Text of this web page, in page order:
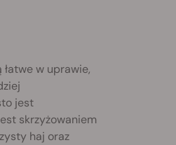
w uprawie,
jest
skrzyżowaniem
haj oraz